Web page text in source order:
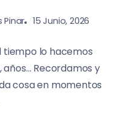
Pinar 15 Junio, 2026
tiempo lo hacemos
años… Recordamos y
cosa en momentos